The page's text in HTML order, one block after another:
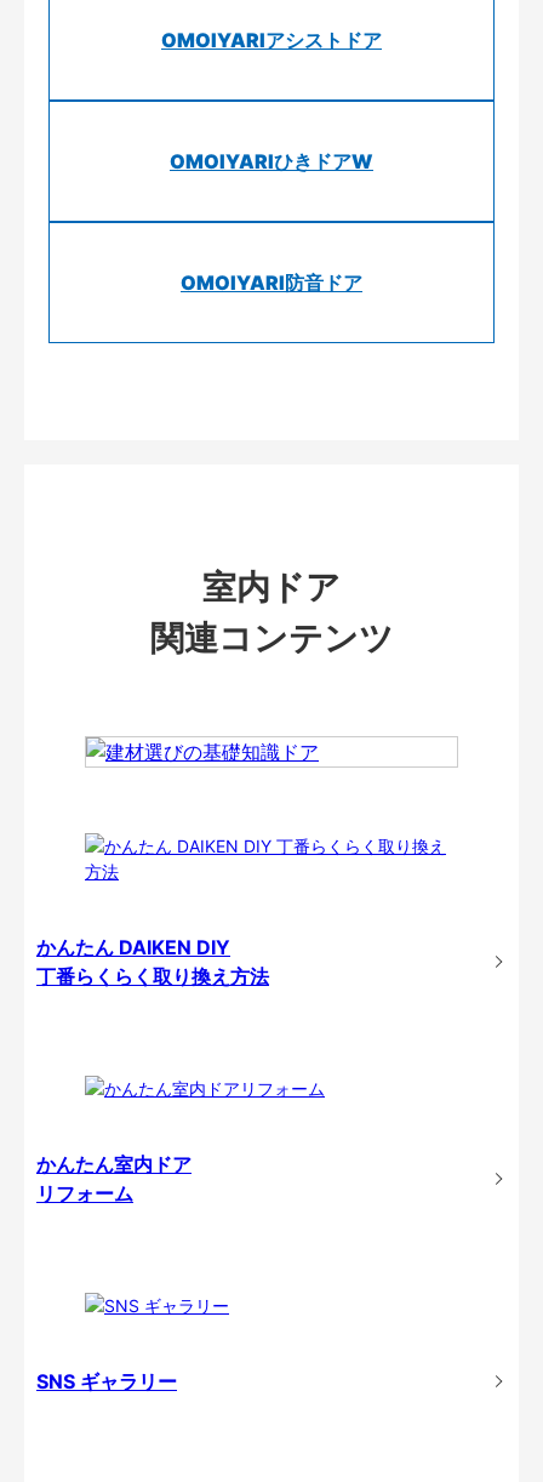
OMOIYARIアシストドア
OMOIYARIひきドアW
OMOIYARI防音ドア
室内ドア
関連コンテンツ
かんたん DAIKEN DIY
丁番らくらく取り換え方法
かんたん室内ドア
リフォーム
SNS ギャラリー